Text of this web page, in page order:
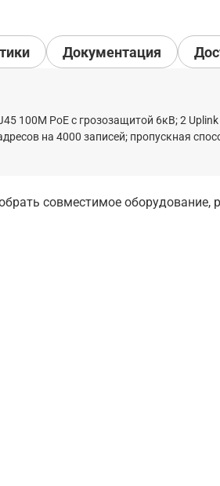
100M PoE с грозозащитой 6кВ; 2
на 4000 записей; пропускная
совместимое оборудование,
Документация